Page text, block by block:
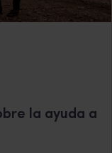
la ayuda a